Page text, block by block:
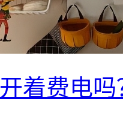
着费电吗